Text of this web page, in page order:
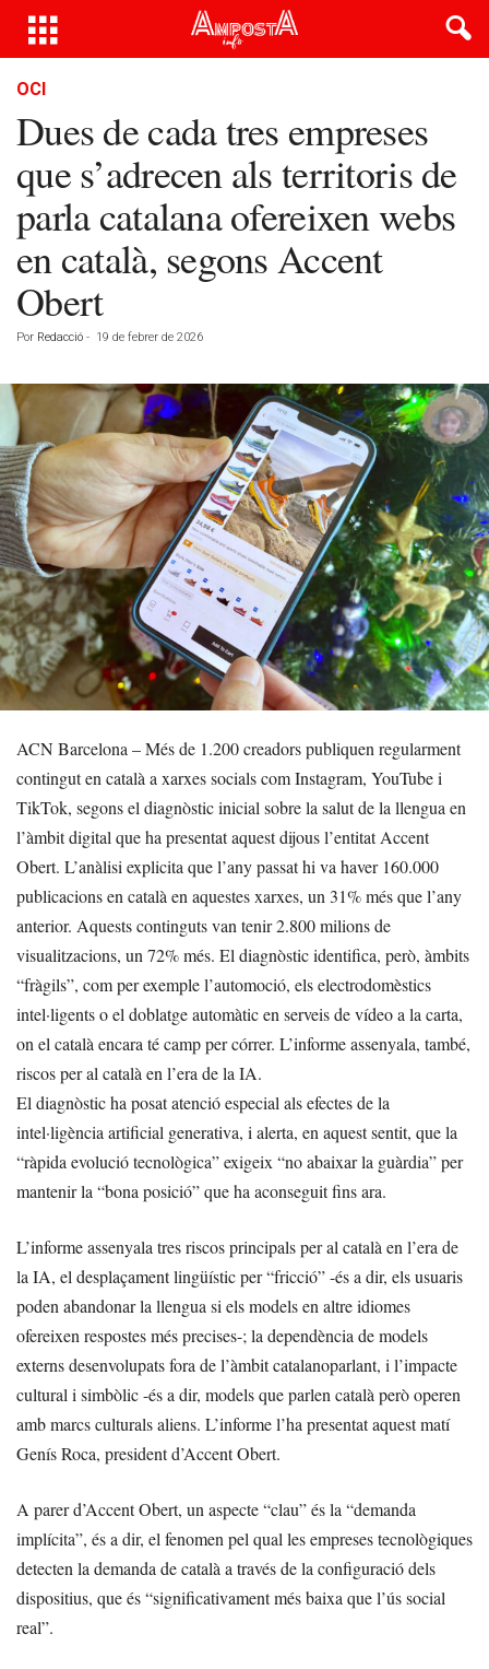
OCI
Dues de cada tres empreses
que s’adrecen als territoris de
parla catalana ofereixen webs
en català, segons Accent
Obert
Por Redacció - 19 de febrer de 2026
ACN Barcelona – Més de 1.200 creadors publiquen regularment
contingut en català a xarxes socials com Instagram, YouTube i
TikTok, segons el diagnòstic inicial sobre la salut de la llengua en
l’àmbit digital que ha presentat aquest dijous l’entitat Accent
Obert. L’anàlisi explicita que l’any passat hi va haver 160.000
publicacions en català en aquestes xarxes, un 31% més que l’any
anterior. Aquests continguts van tenir 2.800 milions de
visualitzacions, un 72% més. El diagnòstic identifica, però, àmbits
“fràgils”, com per exemple l’automoció, els electrodomèstics
intel·ligents o el doblatge automàtic en serveis de vídeo a la carta,
on el català encara té camp per córrer. L’informe assenyala, també,
riscos per al català en l’era de la IA.
El diagnòstic ha posat atenció especial als efectes de la
intel·ligència artificial generativa, i alerta, en aquest sentit, que la
“ràpida evolució tecnològica” exigeix “no abaixar la guàrdia” per
mantenir la “bona posició” que ha aconseguit fins ara.
L’informe assenyala tres riscos principals per al català en l’era de
la IA, el desplaçament lingüístic per “fricció” -és a dir, els usuaris
poden abandonar la llengua si els models en altre idiomes
ofereixen respostes més precises-; la dependència de models
externs desenvolupats fora de l’àmbit catalanoparlant, i l’impacte
cultural i simbòlic -és a dir, models que parlen català però operen
amb marcs culturals aliens. L’informe l’ha presentat aquest matí
Genís Roca, president d’Accent Obert.
A parer d’Accent Obert, un aspecte “clau” és la “demanda
implícita”, és a dir, el fenomen pel qual les empreses tecnològiques
detecten la demanda de català a través de la configuració dels
dispositius, que és “significativament més baixa que l’ús social
real”.